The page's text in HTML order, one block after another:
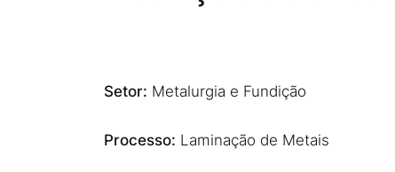
Setor: Metalurgia e Fundição
Processo: Laminação de Metais